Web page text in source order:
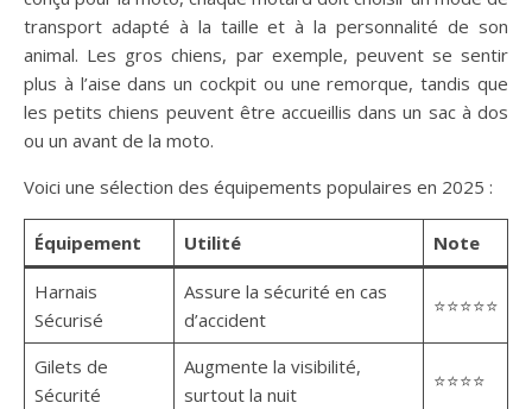
transport adapté à la taille et à la personnalité de son
animal. Les gros chiens, par exemple, peuvent se sentir
plus à l’aise dans un cockpit ou une remorque, tandis que
les petits chiens peuvent être accueillis dans un sac à dos
ou un avant de la moto.
Voici une sélection des équipements populaires en 2025 :
Équipement Utilité Note
Harnais
Sécurisé
Assure la sécurité en cas
d’accident
⭐⭐⭐⭐⭐
Gilets de
Sécurité
Augmente la visibilité,
surtout la nuit
⭐⭐⭐⭐